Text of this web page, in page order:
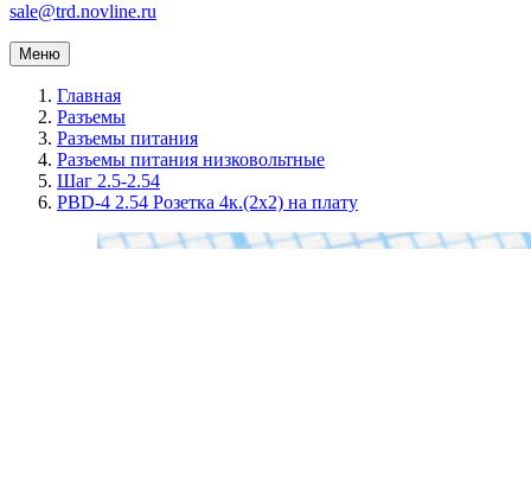
sale@trd.novline.ru
Меню
Главная
Разъемы
Разъемы питания
Разъемы питания низковольтные
Шаг 2.5-2.54
PBD-4 2.54 Розетка 4к.(2х2) на плату